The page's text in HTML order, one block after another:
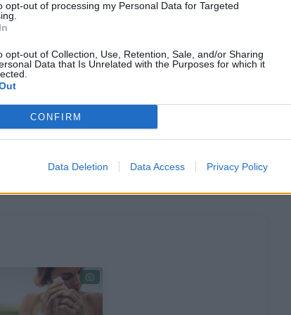
opt-out of processing my Personal Data for Targeted
opt-out of Collection, Use, Retention, Sale, and/or Sharing
Data that Is Unrelated with the Purposes for which it
CONFIRM
Data Deletion Data Access Privacy Policy
serviravimo rinkinys. Ir dar kaina
vertas! Tai pamatyti buvo siaubingai
labai įskaudinti. Tai
vaistų prireikė atsigauti!
– juk savas vaikas, ką čia nuo jo
kodėl taip pasielgė. Sūnus nemelavo,
Neturi, kur laikyti, užima
indų.